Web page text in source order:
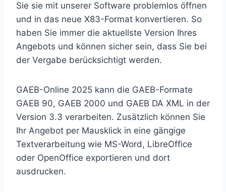
Sie sie mit unserer Software problemlos öffnen
und in das neue X83-Format konvertieren. So
haben Sie immer die aktuellste Version Ihres
Angebots und können sicher sein, dass Sie bei
der Vergabe berücksichtigt werden.
GAEB-Online 2025 kann die GAEB-Formate
GAEB 90, GAEB 2000 und GAEB DA XML in der
Version 3.3 verarbeiten. Zusätzlich können Sie
Ihr Angebot per Mausklick in eine gängige
Textverarbeitung wie MS-Word, LibreOffice
oder OpenOffice exportieren und dort
ausdrucken.